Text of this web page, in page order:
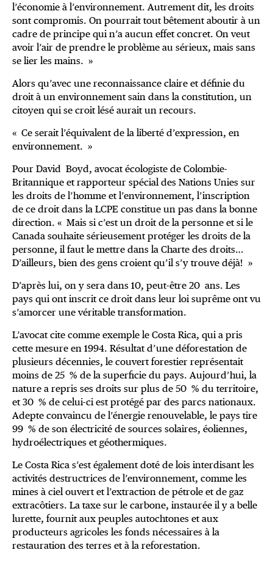
l’économie à l’environnement. Autrement dit, les droits
sont compromis. On pourrait tout bêtement aboutir à un
cadre de principe qui n’a aucun effet concret. On veut
avoir l’air de prendre le problème au sérieux, mais sans
se lier les mains. »
Alors qu’avec une reconnaissance claire et définie du
droit à un environnement sain dans la constitution, un
citoyen qui se croit lésé aurait un recours.
« Ce serait l’équivalent de la liberté d’expression, en
environnement. »
Pour David Boyd, avocat écologiste de Colombie-
Britannique et rapporteur spécial des Nations Unies sur
les droits de l’homme et l’environnement, l’inscription
de ce droit dans la LCPE constitue un pas dans la bonne
direction. « Mais si c’est un droit de la personne et si le
Canada souhaite sérieusement protéger les droits de la
personne, il faut le mettre dans la Charte des droits…
D’ailleurs, bien des gens croient qu’il s’y trouve déjà! »
D’après lui, on y sera dans 10, peut-être 20 ans. Les
pays qui ont inscrit ce droit dans leur loi suprême ont vu
s’amorcer une véritable transformation.
L’avocat cite comme exemple le Costa Rica, qui a pris
cette mesure en 1994. Résultat d’une déforestation de
plusieurs décennies, le couvert forestier représentait
moins de 25 % de la superficie du pays. Aujourd’hui, la
nature a repris ses droits sur plus de 50 % du territoire,
et 30 % de celui-ci est protégé par des parcs nationaux.
Adepte convaincu de l’énergie renouvelable, le pays tire
99 % de son électricité de sources solaires, éoliennes,
hydroélectriques et géothermiques.
Le Costa Rica s’est également doté de lois interdisant les
activités destructrices de l’environnement, comme les
mines à ciel ouvert et l’extraction de pétrole et de gaz
extracôtiers. La taxe sur le carbone, instaurée il y a belle
lurette, fournit aux peuples autochtones et aux
producteurs agricoles les fonds nécessaires à la
restauration des terres et à la reforestation.